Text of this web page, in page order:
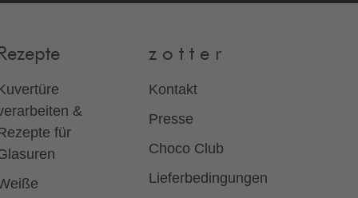
&
für
z o t t e r
Kontakt
Presse
Choco Club
Lieferbedingungen